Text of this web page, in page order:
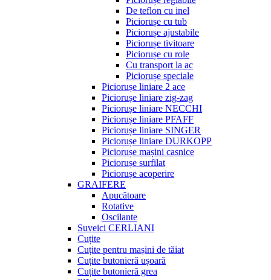
De teflon cu inel
Piciorușe cu tub
Piciorușe ajustabile
Piciorușe tivitoare
Piciorușe cu role
Cu transport la ac
Piciorușe speciale
Piciorușe liniare 2 ace
Piciorușe liniare zig-zag
Piciorușe liniare NECCHI
Piciorușe liniare PFAFF
Piciorușe liniare SINGER
Piciorușe liniare DURKOPP
Piciorușe mașini casnice
Piciorușe surfilat
Piciorușe acoperire
GRAIFERE
Apucătoare
Rotative
Oscilante
Suveici CERLIANI
Cuțite
Cuțite pentru mașini de tăiat
Cuțite butonieră ușoară
Cuțite butonieră grea